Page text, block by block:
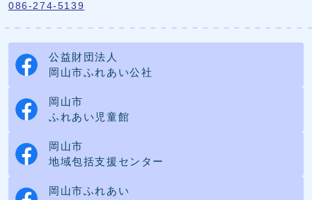
086-274-5139
公益財団法人
岡山市ふれあい公社
岡山市
ふれあい児童館
岡山市
地域包括支援センター
岡山市ふれあい